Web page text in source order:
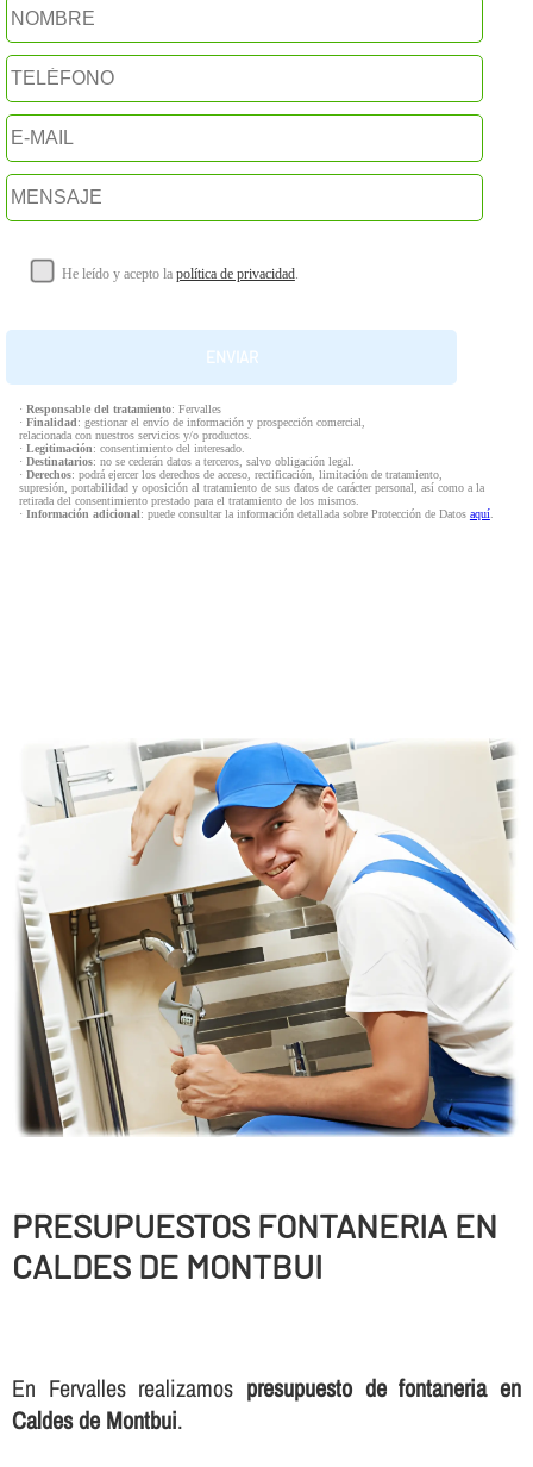
He leído y acepto la política de privacidad.
· Responsable del tratamiento: Fervalles
· Finalidad: gestionar el envío de información y prospección comercial,
relacionada con nuestros servicios y/o productos.
· Legitimación: consentimiento del interesado.
· Destinatarios: no se cederán datos a terceros, salvo obligación legal.
· Derechos: podrá ejercer los derechos de acceso, rectificación, limitación de tratamiento,
supresión, portabilidad y oposición al tratamiento de sus datos de carácter personal, así como a la
retirada del consentimiento prestado para el tratamiento de los mismos.
· Información adicional: puede consultar la información detallada sobre Protección de Datos aquí.
PRESUPUESTOS FONTANERIA EN
CALDES DE MONTBUI
En Fervalles realizamos presupuesto de fontaneria en
Caldes de Montbui.